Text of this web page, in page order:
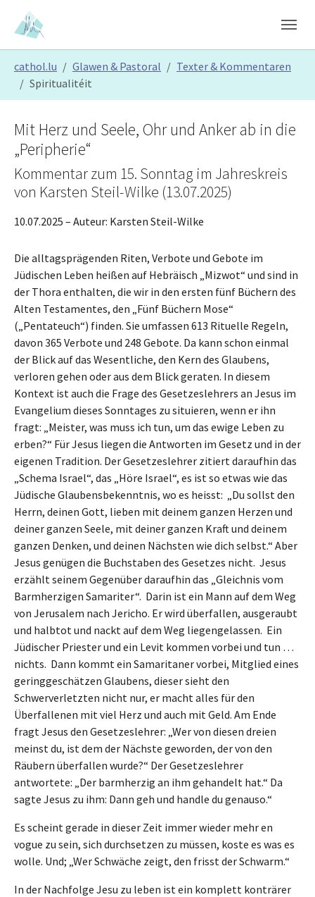
Skip to main content
Skip to page footer
cathol.lu Glawen & Pastoral
Texter & Kommentaren
Spiritualitéit
Mit Herz und Seele, Ohr und Anker ab in die
„Peripherie“
Kommentar zum 15. Sonntag im Jahreskreis
von Karsten Steil-Wilke (13.07.2025)
10.07.2025 – Auteur: Karsten Steil-Wilke
Die alltagsprägenden Riten, Verbote und Gebote im
Jüdischen Leben heißen auf Hebräisch „Mizwot“ und sind in
der Thora enthalten, die wir in den ersten fünf Büchern des
Alten Testamentes, den „Fünf Büchern Mose“
(„Pentateuch“) finden. Sie umfassen 613 Rituelle Regeln,
davon 365 Verbote und 248 Gebote. Da kann schon einmal
der Blick auf das Wesentliche, den Kern des Glaubens,
verloren gehen oder aus dem Blick geraten. In diesem
Kontext ist auch die Frage des Gesetzeslehrers an Jesus im
Evangelium dieses Sonntages zu situieren, wenn er ihn
fragt: „Meister, was muss ich tun, um das ewige Leben zu
erben?“ Für Jesus liegen die Antworten im Gesetz und in der
eigenen Tradition. Der Gesetzeslehrer zitiert daraufhin das
„Schema Israel“, das „Höre Israel“, es ist so etwas wie das
Jüdische Glaubensbekenntnis, wo es heisst: „Du sollst den
Herrn, deinen Gott, lieben mit deinem ganzen Herzen und
deiner ganzen Seele, mit deiner ganzen Kraft und deinem
ganzen Denken, und deinen Nächsten wie dich selbst.“ Aber
Jesus genügen die Buchstaben des Gesetzes nicht. Jesus
erzählt seinem Gegenüber daraufhin das „Gleichnis vom
Barmherzigen Samariter“. Darin ist ein Mann auf dem Weg
von Jerusalem nach Jericho. Er wird überfallen, ausgeraubt
und halbtot und nackt auf dem Weg liegengelassen. Ein
Jüdischer Priester und ein Levit kommen vorbei und tun …
nichts. Dann kommt ein Samaritaner vorbei, Mitglied eines
geringgeschätzen Glaubens, dieser sieht den
Schwerverletzten nicht nur, er macht alles für den
Überfallenen mit viel Herz und auch mit Geld. Am Ende
fragt Jesus den Gesetzeslehrer: „Wer von diesen dreien
meinst du, ist dem der Nächste geworden, der von den
Räubern überfallen wurde?“ Der Gesetzeslehrer
antwortete: „Der barmherzig an ihm gehandelt hat.“ Da
sagte Jesus zu ihm: Dann geh und handle du genauso.“
Es scheint gerade in dieser Zeit immer wieder mehr en
vogue zu sein, sich durchsetzen zu müssen, koste es was es
wolle. Und; „Wer Schwäche zeigt, den frisst der Schwarm.“
In der Nachfolge Jesu zu leben ist ein komplett konträrer